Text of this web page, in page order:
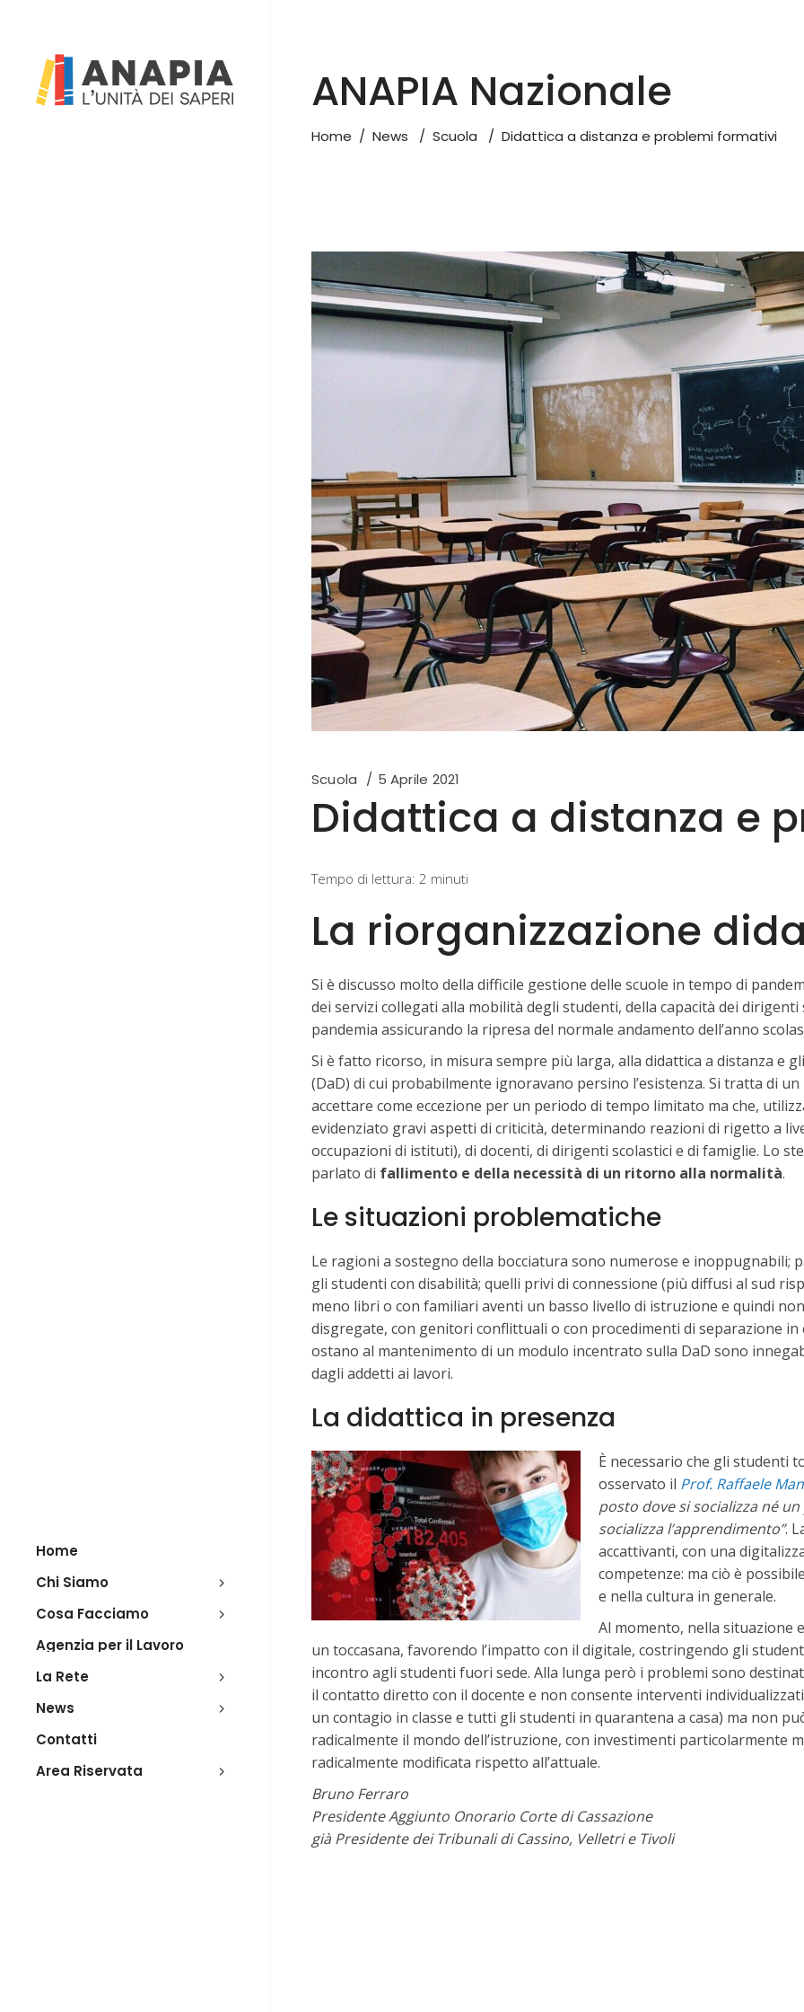
Home
Chi Siamo
Cosa Facciamo
Agenzia per il Lavoro
La Rete
News
Contatti
Area Riservata
ANAPIA Nazionale
Home / News / Scuola / Didattica a distanza e problemi formativi
Scuola 5 Aprile 2021
Didattica a distanza e
Tempo di lettura: 2 minuti
La riorganizzazione
Si è discusso molto della difficile gestione delle scuole in tempo di
dei servizi collegati alla mobilità degli studenti, della capacità dei
pandemia assicurando la ripresa del normale andamento dell’anno
Si è fatto ricorso, in misura sempre più larga, alla didattica a distanza e
(DaD) di cui probabilmente ignoravano persino l’esistenza. Si tratta di
accettare come eccezione per un periodo di tempo limitato ma che,
evidenziato gravi aspetti di criticità, determinando reazioni di rigetto a
occupazioni di istituti), di docenti, di dirigenti scolastici e di famiglie. Lo
parlato di fallimento e della necessità di un ritorno alla normalità.
Le situazioni problematiche
Le ragioni a sostegno della bocciatura sono numerose e inoppugnabili;
gli studenti con disabilità; quelli privi di connessione (più diffusi al sud
meno libri o con familiari aventi un basso livello di istruzione e quindi
disgregate, con genitori conflittuali o con procedimenti di separazione
ostano al mantenimento di un modulo incentrato sulla DaD sono
dagli addetti ai lavori.
La didattica in presenza
È necessario che gli studenti
osservato il Prof. Raffaele
posto dove si socializza né
socializza l’apprendimento”.
accattivanti, con una
competenze: ma ciò è
e nella cultura in generale.
Al momento, nella situazione
un toccasana, favorendo l’impatto con il digitale, costringendo gli
incontro agli studenti fuori sede. Alla lunga però i problemi sono
il contatto diretto con il docente e non consente interventi
un contagio in classe e tutti gli studenti in quarantena a casa) ma non
radicalmente il mondo dell’istruzione, con investimenti particolarmente
radicalmente modificata rispetto all’attuale.
Bruno Ferraro
Presidente Aggiunto Onorario Corte di Cassazione
già Presidente dei Tribunali di Cassino, Velletri e Tivoli